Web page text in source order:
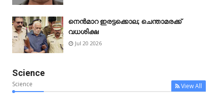
നെൻമാറ ഇരട്ടക്കൊല; ചെന്താമരക്ക്
വധശിക്ഷ
Jul 20 2026
Science
Science View All